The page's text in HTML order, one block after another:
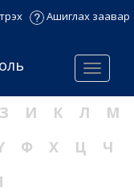
Ашиглах заавар
Menu
З И К Л
М
Ф Х Ц
Ч